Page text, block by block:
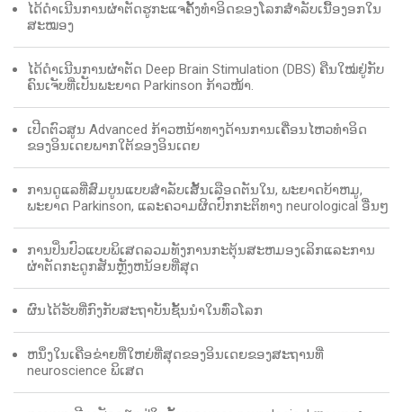
ໄດ້ດໍາເນີນການຜ່າຕັດຮູກະແຈຄັ້ງທຳອິດຂອງໂລກສຳລັບເນື້ອງອກໃນ
ສະໝອງ
ໄດ້​ດຳ​ເນີນ​ການ​ຜ່າ​ຕັດ Deep Brain Stimulation (DBS) ຄືນ​ໃໝ່​ຢູ່​ກັບ​
ຄົນ​ເຈັບ​ທີ່​ເປັນ​ພະ​ຍາດ Parkinson ກ້າວ​ໜ້າ.
ເປີດຕົວສູນ Advanced ກ້າວຫນ້າທາງດ້ານການເຄື່ອນໄຫວທໍາອິດ
ຂອງອິນເດຍພາກໃຕ້ຂອງອິນເດຍ
ການດູແລທີ່ສົມບູນແບບສໍາລັບເສັ້ນເລືອດຕັນໃນ, ພະຍາດບ້າຫມູ,
ພະຍາດ Parkinson, ແລະຄວາມຜິດປົກກະຕິທາງ neurological ອື່ນໆ
ການປິ່ນປົວແບບພິເສດລວມທັງການກະຕຸ້ນສະຫມອງເລິກແລະການ
ຜ່າຕັດກະດູກສັນຫຼັງຫນ້ອຍທີ່ສຸດ
ຜົນໄດ້ຮັບທີ່ກົງກັບສະຖາບັນຊັ້ນນໍາໃນທົ່ວໂລກ
ຫນຶ່ງໃນເຄືອຂ່າຍທີ່ໃຫຍ່ທີ່ສຸດຂອງອິນເດຍຂອງສະຖານທີ່
neuroscience ພິເສດ